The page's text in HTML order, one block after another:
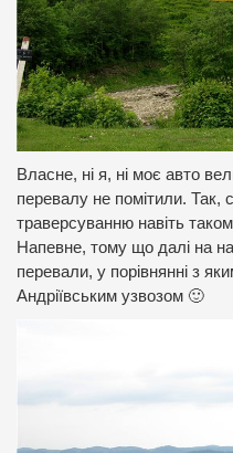
Власне, ні я, ні моє авто
перевалу не помітили. Так,
траверсуванню навіть
Напевне, тому що далі на
перевали, у порівнянні з
Андріївським узвозом 🙂